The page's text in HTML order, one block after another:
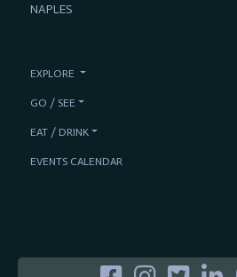
NAPLES
EXPLORE
GO / SEE
EAT / DRINK
EVENTS CALENDAR